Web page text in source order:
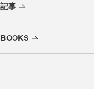
記事
BOOKS